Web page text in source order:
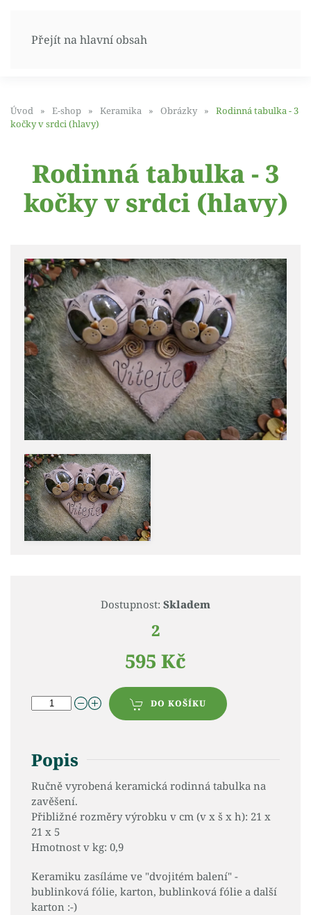
Přejít na hlavní obsah
Úvod E-shop Keramika Obrázky
Rodinná tabulka - 3
kočky v srdci (hlavy)
Rodinná tabulka - 3
kočky v srdci (hlavy)
Dostupnost: Skladem
2
595 Kč
DO KOŠÍKU
Popis
Ručně vyrobená keramická rodinná tabulka na
zavěšení.
Přibližné rozměry výrobku v cm (v x š x h): 21 x
21 x 5
Hmotnost v kg: 0,9
Keramiku zasíláme ve "dvojitém balení" -
bublinková fólie, karton, bublinková fólie a další
karton :-)